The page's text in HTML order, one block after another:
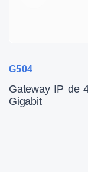
G504
Gateway IP de
Gigabit